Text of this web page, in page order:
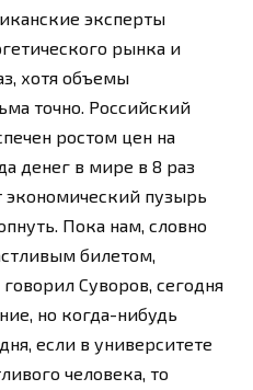
эксперты
рынка и
хотя объемы
точно. Российский
ростом цен на
денег в мире в 8 раз
экономический пузырь
Пока нам, словно
билетом,
Суворов, сегодня
но когда-нибудь
если в университете
человека, то